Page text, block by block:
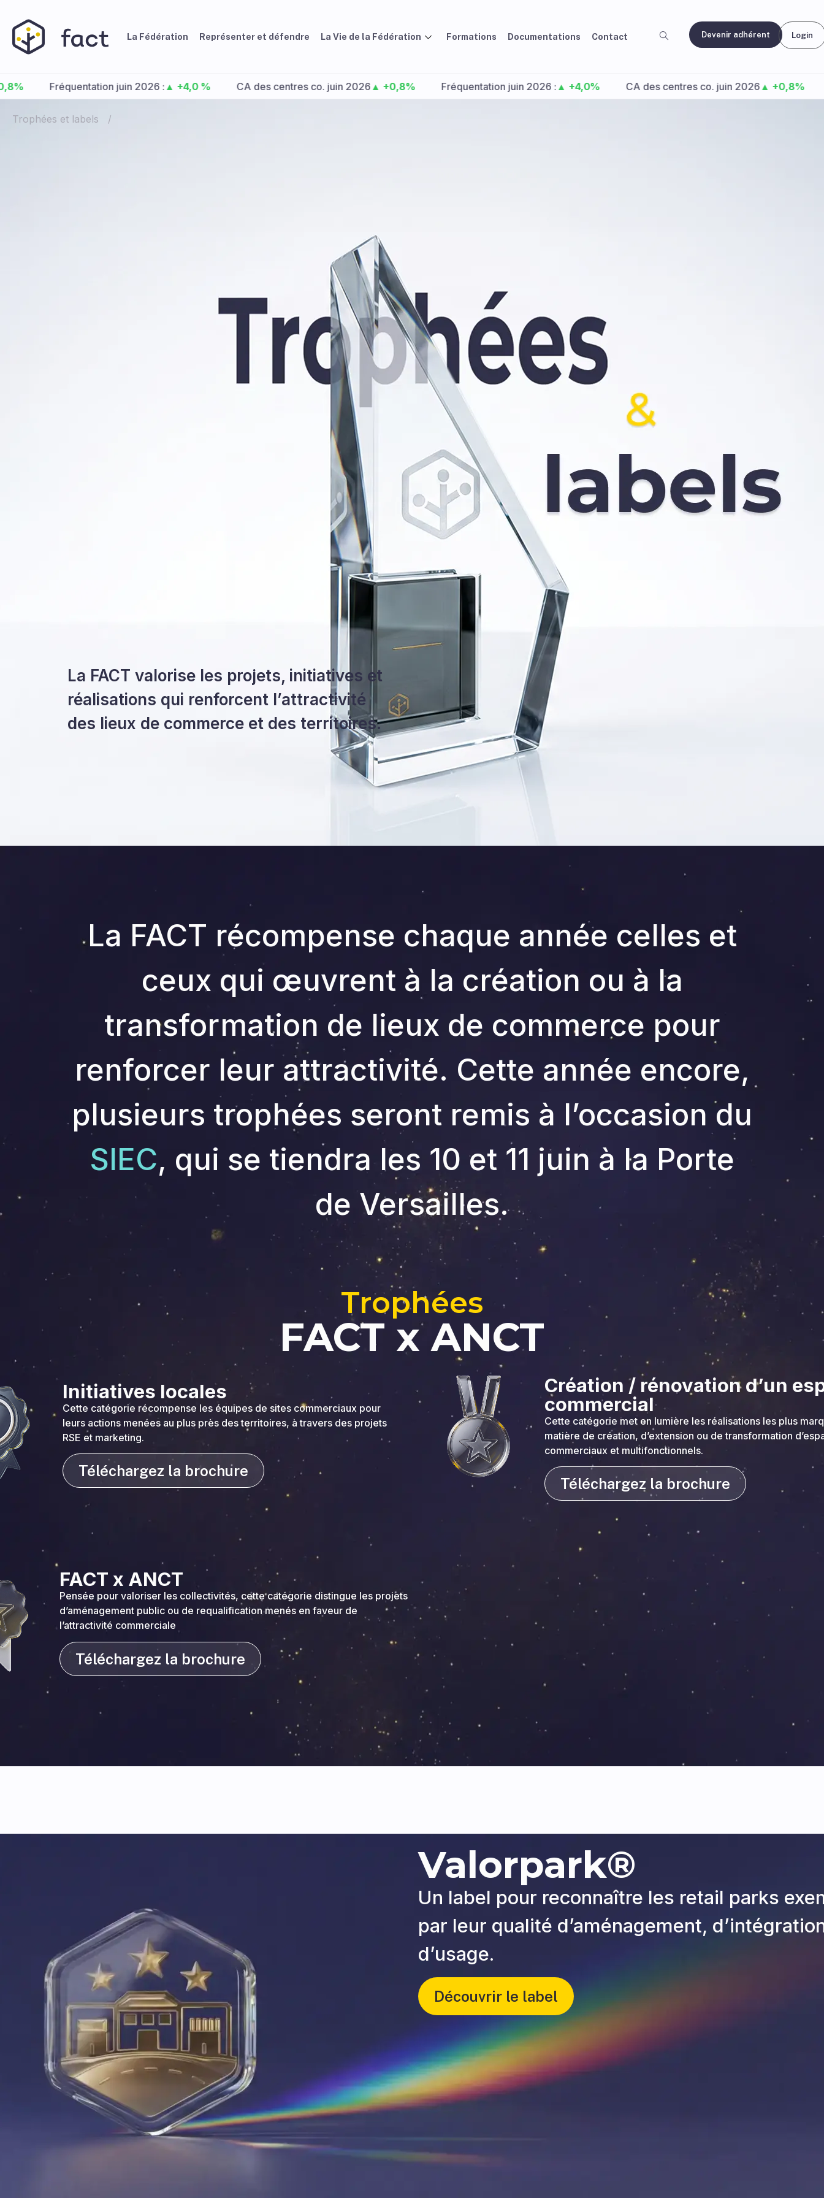
La Fédération Représenter et défendre La Vie de la Fédération Formations Documentations Contact Devenir adhérent Login
Fréquentation juin 2026 :▲ +4,0 % CA des centres co. juin 2026▲ +0,8% Fréquentation juin 2026 :▲ +4,0% CA des centres co. juin 2026▲ +0,8%
Trophées et labels /
La FACT valorise les projets, initiatives et
réalisations qui renforcent l’attractivité
des lieux de commerce et des territoires.
La FACT récompense chaque année celles et
ceux qui œuvrent à la création ou à la
transformation de lieux de commerce pour
renforcer leur attractivité. Cette année encore,
plusieurs trophées seront remis à l’occasion du
SIEC, qui se tiendra les 10 et 11 juin à la Porte
de Versailles.
Trophées
FACT x ANCT
Initiatives locales
Cette catégorie récompense les équipes de sites commerciaux pour
leurs actions menées au plus près des territoires, à travers des projets
RSE et marketing.
Téléchargez la brochure
Création / rénovation d’un
commercial
Cette catégorie met en lumière les réalisations les plus
matière de création, d’extension ou de transformation
commerciaux et multifonctionnels.
Téléchargez la brochure
FACT x ANCT
Pensée pour valoriser les collectivités, cette catégorie distingue les projets
d’aménagement public ou de requalification menés en faveur de
l’attractivité commerciale
Téléchargez la brochure
Valorpark®
Un label pour reconnaître les retail parks
par leur qualité d’aménagement,
d’usage.
Découvrir le label